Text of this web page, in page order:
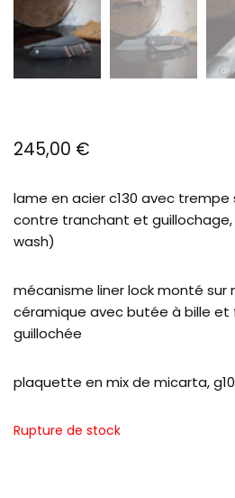
245,00 €
lame en acier c130 avec
contre tranchant et
wash)
mécanisme liner lock monté sur
céramique avec butée à bille et
guillochée
plaquette en mix de micarta,
Rupture de stock